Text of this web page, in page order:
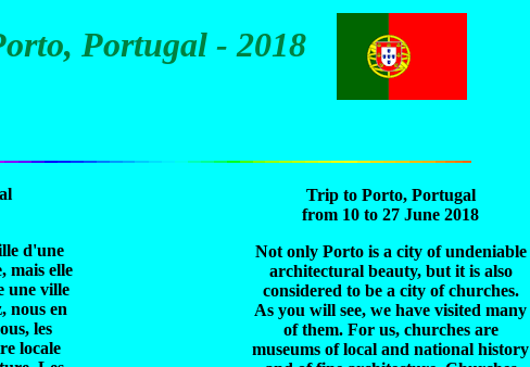
Portugal - 2018
d'une
mais elle
une ville
nous en
les
locale
Trip to Porto, Portugal
from 10 to 27 June 2018
Not only Porto is a city of undeniable
architectural beauty, but it is also
considered to be a city of churches.
As you will see, we have visited many
of them. For us, churches are
museums of local and national history